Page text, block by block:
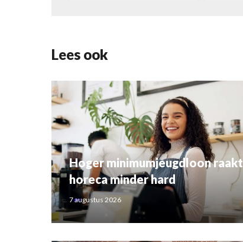
Lees ook
Hoger minimumjeugdloon raakt
horeca minder hard
7 augustus 2026